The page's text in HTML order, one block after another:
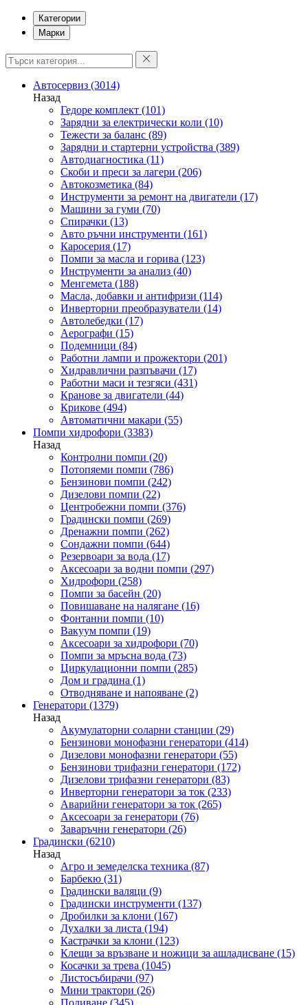
Категории
Марки
Автосервиз (3014)
Назад
Гедоре комплект (101)
Зарядни за електрически коли (10)
Тежести за баланс (89)
Зарядни и стартерни устройства (389)
Автодиагностика (11)
Скоби и преси за лагери (206)
Автокозметика (84)
Инструменти за ремонт на двигатели (17)
Машини за гуми (70)
Спирачки (13)
Авто ръчни инструменти (161)
Каросерия (17)
Помпи за масла и горива (123)
Инструменти за анализ (40)
Менгемета (188)
Масла, добавки и антифризи (114)
Инверторни преобразуватели (14)
Автолебедки (17)
Аерографи (15)
Подемници (84)
Работни лампи и прожектори (201)
Хидравлични разпъвачи (17)
Работни маси и тезгяси (431)
Кранове за двигатели (44)
Крикове (494)
Автоматични макари (55)
Помпи хидрофори (3383)
Назад
Контролни помпи (20)
Потопяеми помпи (786)
Бензинови помпи (242)
Дизелови помпи (22)
Центробежни помпи (376)
Градински помпи (269)
Дренажни помпи (262)
Сондажни помпи (644)
Резервоари за вода (17)
Аксесоари за водни помпи (297)
Хидрофори (258)
Помпи за басейн (20)
Повишаване на налягане (16)
Фонтанни помпи (10)
Вакуум помпи (19)
Аксесоари за хидрофори (70)
Помпи за мръсна вода (73)
Циркулационни помпи (285)
Дом и градина (1)
Отводняване и напояване (2)
Генератори (1379)
Назад
Акумулаторни соларни станции (29)
Бензинови монофазни генератори (414)
Дизелови монофазни генератори (55)
Бензинови трифазни генератори (172)
Дизелови трифазни генератори (83)
Инверторни генератори за ток (233)
Аварийни генератори за ток (265)
Аксесоари за генератори (76)
Заваръчни генератори (26)
Градински (6210)
Назад
Агро и земеделска техника (87)
Барбекю (31)
Градински валяци (9)
Градински инструменти (137)
Дробилки за клони (167)
Духалки за листа (194)
Кастрачки за клони (123)
Клещи за връзване и ножици за ашладисване (15)
Косачки за трева (1045)
Листосъбирачи (97)
Мини трактори (26)
Поливане (345)